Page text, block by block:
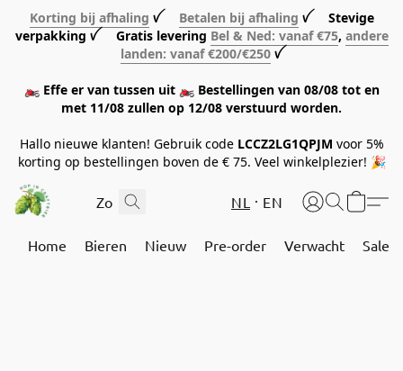
Korting bij afhaling ꪜ Betalen bij afhaling ꪜ Stevige
verpakking ꪜ Gratis levering Bel & Ned: vanaf €75, andere
landen: vanaf €200/€250 ꪜ
🏍️ Effe er van tussen uit 🏍️ Bestellingen van 08/08 tot en
met 11/08 zullen op 12/08 verstuurd worden.
Hallo nieuwe klanten! Gebruik code LCCZ2LG1QPJM voor 5%
korting op bestellingen boven de € 75. Veel winkelplezier! 🎉
NL EN
Home Bieren Nieuw Pre-order Verwacht Sale